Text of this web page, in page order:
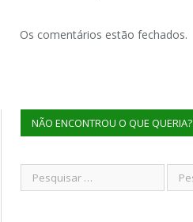
Os comentários estão fechados.
NÃO ENCONTROU O QUE QUERIA?